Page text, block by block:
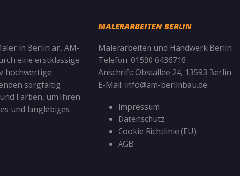
in Berlin an. AM-
eine erstklassige
hochwertige
sorgfältig
Farben, um Ihren
und langlebiges
MALERARBEITEN BERLIN
Malerarbeiten und Handwerk Berlin
Telefon: 01590 6436716
Anschrift: Obstallee 24, 13593 Berlin
E-Mail: info@am-berlinbau.de
Impressum
Datenschutz
Cookie Richtlinie (EU)
AGB